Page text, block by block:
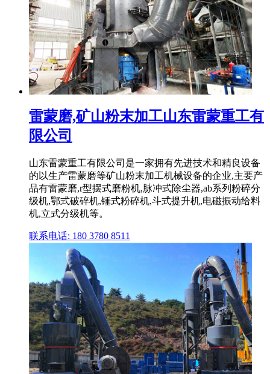
雷蒙磨,矿山粉末加工山东雷蒙重工有
限公司
山东雷蒙重工有限公司是一家拥有先进技术和精良设备
的以生产雷蒙磨等矿山粉末加工机械设备的企业,主要产
品有雷蒙磨,r型摆式磨粉机,脉冲式除尘器,ab系列粉碎分
级机,鄂式破碎机,锤式粉碎机,斗式提升机,电磁振动给料
机,立式分级机等。
联系电话: 180 3780 8511